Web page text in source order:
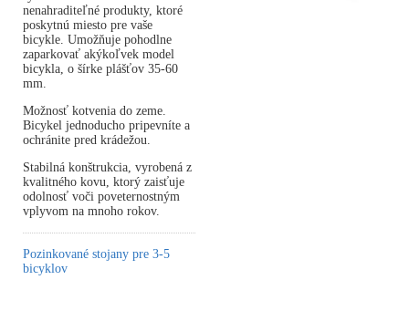
nenahraditeľné produkty, ktoré
poskytnú miesto pre vaše
bicykle. Umožňuje pohodlne
zaparkovať akýkoľvek model
bicykla, o šírke plášťov 35-60
mm.
Možnosť kotvenia do zeme.
Bicykel jednoducho pripevníte a
ochránite pred krádežou.
Stabilná konštrukcia, vyrobená z
kvalitného kovu, ktorý zaisťuje
odolnosť voči poveternostným
vplyvom na mnoho rokov.
Pozinkované stojany pre 3-5
bicyklov